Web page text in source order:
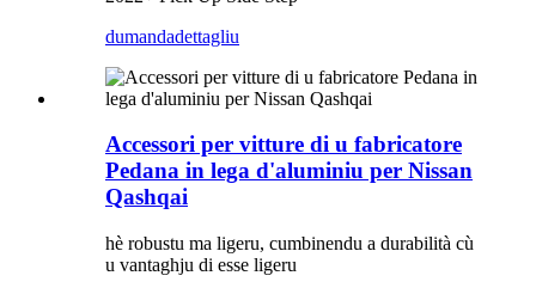
dumandadettagliu
Accessori per vitture di u fabricatore
Pedana in lega d'aluminiu per Nissan
Qashqai
hè robustu ma ligeru, cumbinendu a durabilità cù
u vantaghju di esse ligeru